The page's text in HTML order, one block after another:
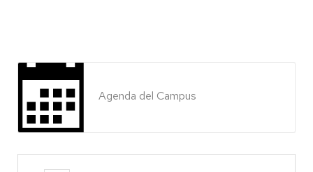
Agenda del Campus